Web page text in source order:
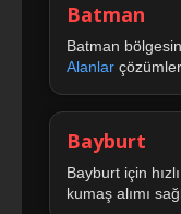
Batman
Batman
Alanlar
Bayburt
Bayburt için hızlı
kumaş alımı